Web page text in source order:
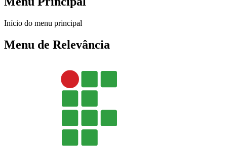
Início do menu principal
Menu de Relevância